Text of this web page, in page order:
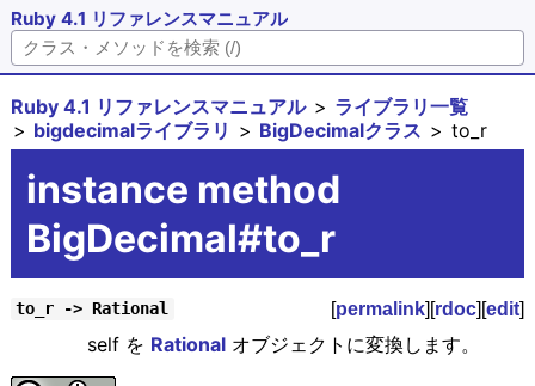
Ruby 4.1 リファレンスマニュアル
Ruby 4.1 リファレンスマニュアル
ライブラリ一覧
bigdecimalライブラリ
BigDecimalクラス to_r
instance method
BigDecimal#to_r
to_r -> Rational [permalink][rdoc][edit]
self を Rationalオブジェクトに変換します。